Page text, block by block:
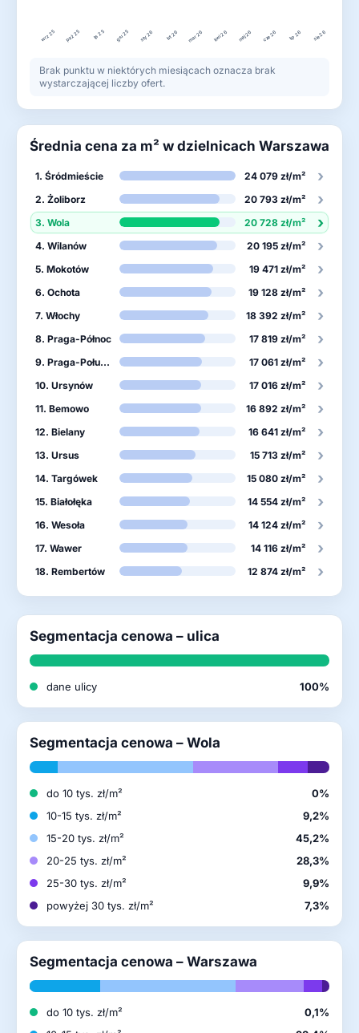
wrz 25 paź 25 lis 25 gru 25 sty 26 lut 26 mar 26 kwi 26 maj 26 cze 26 lip 26 sie 26
Brak punktu w niektórych miesiącach oznacza brak
wystarczającej liczby ofert.
Średnia cena za m² w dzielnicach Warszawa
1. Śródmieście 24 079 zł/m² ›
2. Żoliborz 20 793 zł/m² ›
3. Wola 20 728 zł/m² ›
4. Wilanów 20 195 zł/m² ›
5. Mokotów 19 471 zł/m² ›
6. Ochota 19 128 zł/m² ›
7. Włochy 18 392 zł/m² ›
8. Praga-Północ 17 819 zł/m² ›
9. Praga-Południe 17 061 zł/m² ›
10. Ursynów 17 016 zł/m² ›
11. Bemowo 16 892 zł/m² ›
12. Bielany 16 641 zł/m² ›
13. Ursus 15 713 zł/m² ›
14. Targówek 15 080 zł/m² ›
15. Białołęka 14 554 zł/m² ›
16. Wesoła 14 124 zł/m² ›
17. Wawer 14 116 zł/m² ›
18. Rembertów 12 874 zł/m² ›
Segmentacja cenowa – ulica
dane ulicy 100%
Segmentacja cenowa – Wola
do 10 tys. zł/m²
0%
10-15 tys. zł/m²
9,2%
15-20 tys. zł/m²
45,2%
20-25 tys. zł/m²
28,3%
25-30 tys. zł/m²
9,9%
powyżej 30 tys. zł/m²
7,3%
Segmentacja cenowa – Warszawa
do 10 tys. zł/m²
0,1%